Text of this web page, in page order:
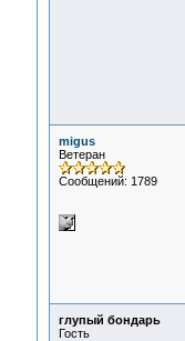
migus
Ветеран
Сообщений: 1789
глупый бондарь
Гость